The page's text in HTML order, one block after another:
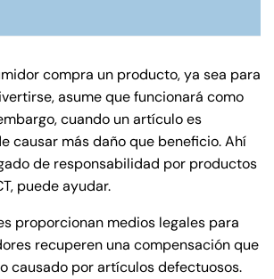
compra un producto, ya sea para
asume que funcionará como
cuando un artículo es
causar más daño que beneficio. Ahí
de responsabilidad por productos
puede ayudar.
proporcionan medios legales para
recuperen una compensación que
causado por artículos defectuosos.